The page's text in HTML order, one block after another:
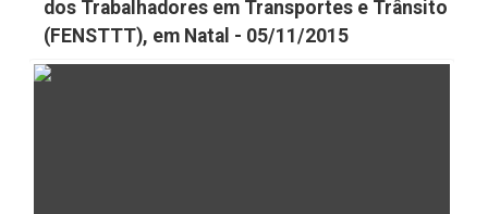
dos Trabalhadores em Transportes e Trânsito
(FENSTTT), em Natal - 05/11/2015